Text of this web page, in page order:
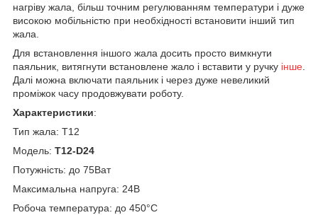
нагріву жала, більш точним регулюванням температури і дуже
високою мобільністю при необхідності встановити інший тип
жала.
Для встановлення іншого жала досить просто вимкнути
паяльник, витягнути встановлене жало і вставити у ручку інше
Далі можна включати паяльник і через дуже невеликий
проміжок часу продовжувати роботу.
Характеристики:
Тип жала: Т12
Модель: T12-D24
Потужність: до 75Ват
Максимальна напруга: 24В
Робоча температура: до 450°C